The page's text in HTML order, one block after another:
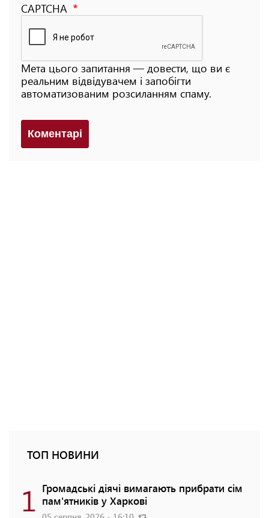
CAPTCHA
Мета цього запитання — довести, що ви є
реальним відвідувачем і запобігти
автоматизованим розсиланням спаму.
Коментарi
ТОП НОВИНИ
1 Громадські діячі вимагають прибрати сім
пам'ятників у Харкові